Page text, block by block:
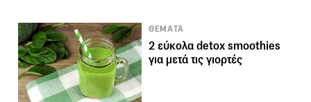
ΘΕΜΑΤΑ
2 εύκολα detox smoothies
για μετά τις γιορτές